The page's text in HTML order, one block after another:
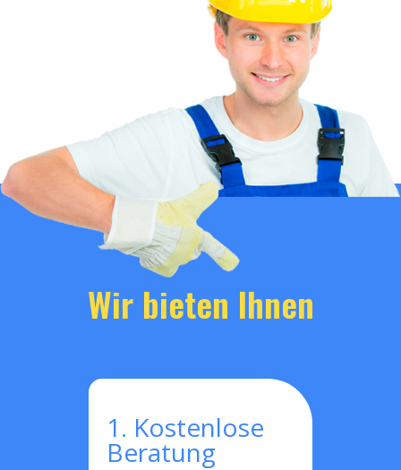
Wir bieten Ihnen
1. Kostenlose
Beratung